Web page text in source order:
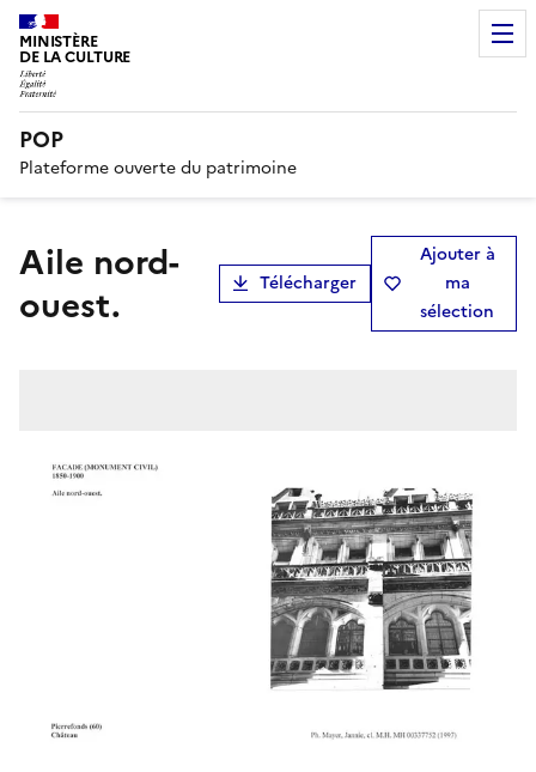
MINISTÈRE
DE LA CULTURE
POP
Plateforme ouverte du patrimoine
Aile nord-
ouest.
Télécharger
Ajouter à
ma
sélection